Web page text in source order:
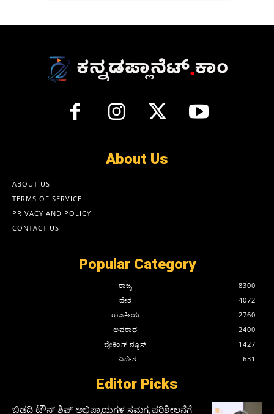
About Us
ABOUT US
TERMS OF SERVICE
PRIVACY AND POLICY
CONTACT US
Popular Category
ರಾಜ್ಯ
8300
ದೇಶ
4072
ರಾಜಕೀಯ
2760
ಅಪರಾಧ
2400
ಬ್ರೇಕಿಂಗ್ ನ್ಯೂಸ್
1427
ವಿದೇಶ
631
Editor Picks
ಬಿಡದಿ ಟೌನ್ ಶಿಪ್ ಅಭಿಪ್ರಾಯಗಳ ಸಮಗ್ರ ಪರಿಶೀಲನೆಗೆ